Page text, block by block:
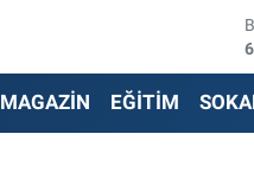
MAGAZİN EĞİTİM